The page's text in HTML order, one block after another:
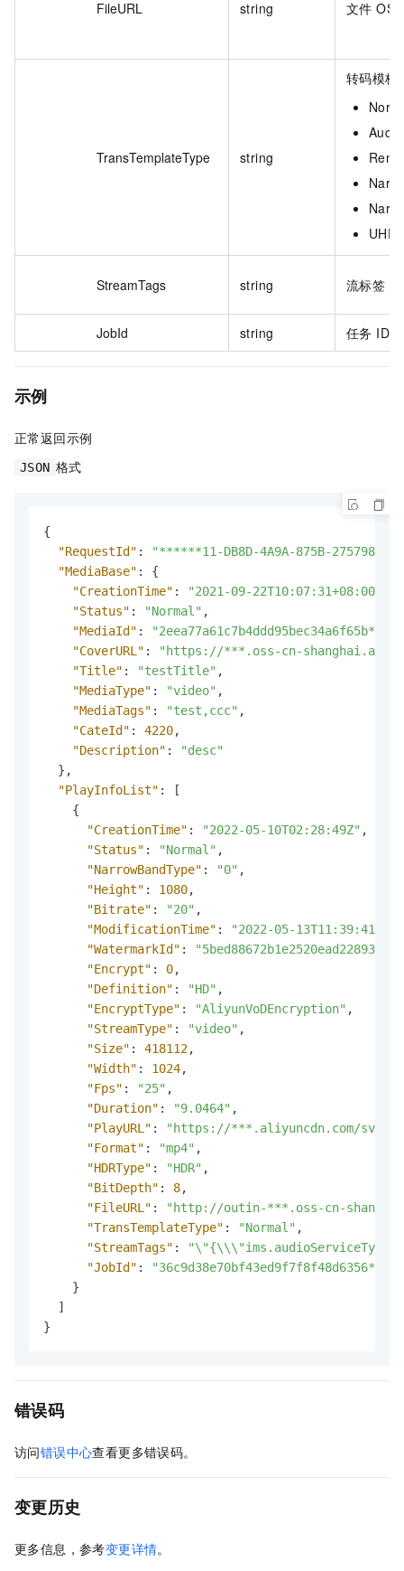
FileURL string 文件
TransTemplateType string
转码模板
UHD
StreamTags string 流标签，
JobId string 任务 ID。
示例
正常返回示例
JSON 格式
{
"RequestId" :
"******11-DB8D-4A9A-875B-
"MediaBase" :
{
"CreationTime" : "2021-09-22T10:07:31+08:00"
"Status" : "Normal" ,
"MediaId" : "2eea77a61c7b4ddd95bec34a6f65b***"
"CoverURL" :
"https://***.oss-cn-
"Title" : "testTitle" ,
"MediaType" : "video" ,
"MediaTags" : "test,ccc" ,
"CateId" : 4220,
"Description" :
"desc"
} ,
"PlayInfoList" :
[
{
"CreationTime" : "2022-05-10T02:28:49Z" ,
"Status" : "Normal" ,
"NarrowBandType" : "0" ,
"Height" : 1080,
"Bitrate" : "20" ,
"ModificationTime" :
"2022-05-
"WatermarkId" :
"Encrypt" : 0,
"Definition" : "HD" ,
"EncryptType" : "AliyunVoDEncryption" ,
"StreamType" : "video" ,
"Size" : 418112,
"Width" : 1024,
"Fps" : "25" ,
"Duration" : "9.0464" ,
"PlayURL" :
"https://***.aliyuncdn.com/sv/
"Format" : "mp4" ,
"HDRType" : "HDR" ,
"BitDepth" : 8,
"FileURL" :
"http://outin-***.oss-cn-
"TransTemplateType" : "Normal" ,
"StreamTags" :
"JobId" :
"36c9d38e70bf43ed9f7f8f48d6356***"
}
]
}
错误码
访问错误中心查看更多错误码。
变更历史
更多信息，参考变更详情。